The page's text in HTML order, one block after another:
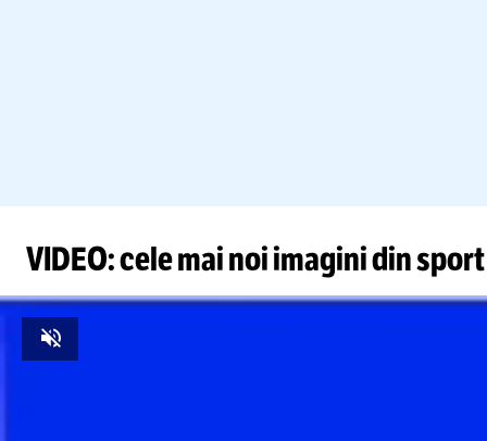
VIDEO: cele mai noi imagini din sport
Unmute